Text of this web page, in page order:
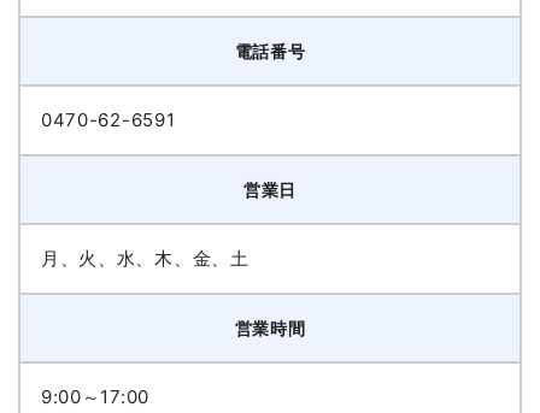
電話番号
0470-62-6591
営業日
月、火、水、木、金、土
営業時間
9:00～17:00